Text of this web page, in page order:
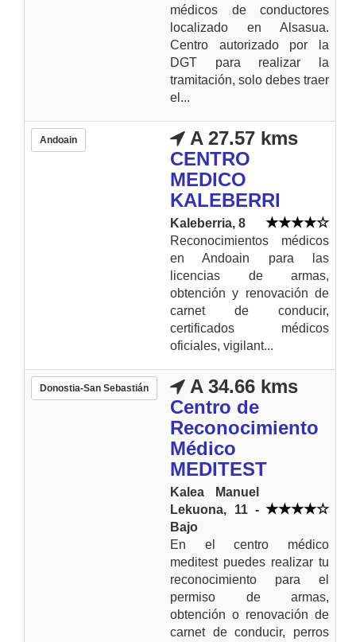
médicos de conductores
localizado en Alsasua.
Centro autorizado por la
DGT para realizar la
tramitación, solo debes traer
el...
Andoain
A 27.57 kms
CENTRO
MEDICO
KALEBERRI
Kaleberria, 8
Reconocimientos médicos
en Andoain para las
licencias de armas,
obtención y renovación de
carnet de conducir,
certificados médicos
oficiales, vigilant...
Donostia-San Sebastián
A 34.66 kms
Centro de
Reconocimiento
Médico
MEDITEST
Kalea Manuel
Lekuona, 11 -
Bajo
En el centro médico
meditest puedes realizar tu
reconocimiento para el
permiso de armas,
obtención o renovación de
carnet de conducir, perros